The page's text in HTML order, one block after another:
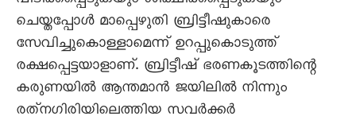
ചെയ്തപ്പോൾ മാപ്പെഴുതി ബ്രിട്ടീഷുകാരെ
സേവിച്ചുകൊള്ളാമെന്ന് ഉറപ്പുകൊടുത്ത്
രക്ഷപ്പെട്ടയാളാണ്. ബ്രിട്ടീഷ് ഭരണകൂടത്തിന്റെ
കരുണയിൽ ആന്തമാൻ ജയിലിൽ നിന്നും
രത്‌നഗിരിയിലെത്തിയ സവർക്കർ